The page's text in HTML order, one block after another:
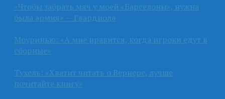
«Чтобы забрать мяч у моей «Барселоны», нужна
была армия» — Гвардиола
Моуринью: «А мне нравится, когда игроки едут в
сборные»
Тухель: «Хватит читать о Вернере, лучше
почитайте книгу»